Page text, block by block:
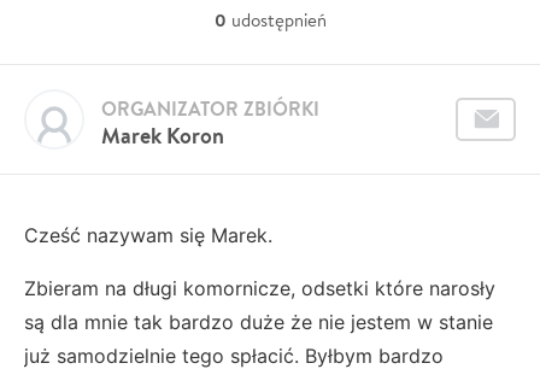
0 udostępnień
Marek Koron
ORGANIZATOR ZBIÓRKI
Cześć nazywam się Marek.
Zbieram na długi komornicze, odsetki które narosły
są dla mnie tak bardzo duże że nie jestem w stanie
już samodzielnie tego spłacić. Byłbym bardzo